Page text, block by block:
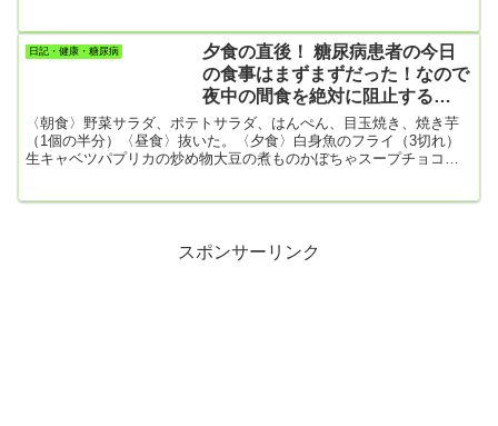
を付けた。最近、テレビでトーストに小豆餡を分厚く乗せ、そこに
分厚く切ったバターをのせたやつを見たんですよね。それがもう頭
から離れずにいて、ついに今朝作って食べたというわけ。肩の痛み
日記・健康・糖尿病
夕食の直後！ 糖尿病患者の今日
の食事はまずまずだった！なので
夜中の間食を絶対に阻止する
ぞ！！！
〈朝食〉野菜サラダ、ポテトサラダ、はんぺん、目玉焼き、焼き芋
（1個の半分）〈昼食〉抜いた。〈夕食〉白身魚のフライ（3切れ）
生キャベツパプリカの炒め物大豆の煮ものかぼちゃスープチョコレ
チョコレートは我慢すべきだったな！★追記・・・・夜、久しぶり
スポンサーリンク